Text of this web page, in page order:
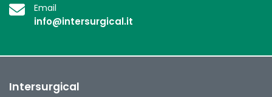
Email
info@intersurgical.it
Intersurgical